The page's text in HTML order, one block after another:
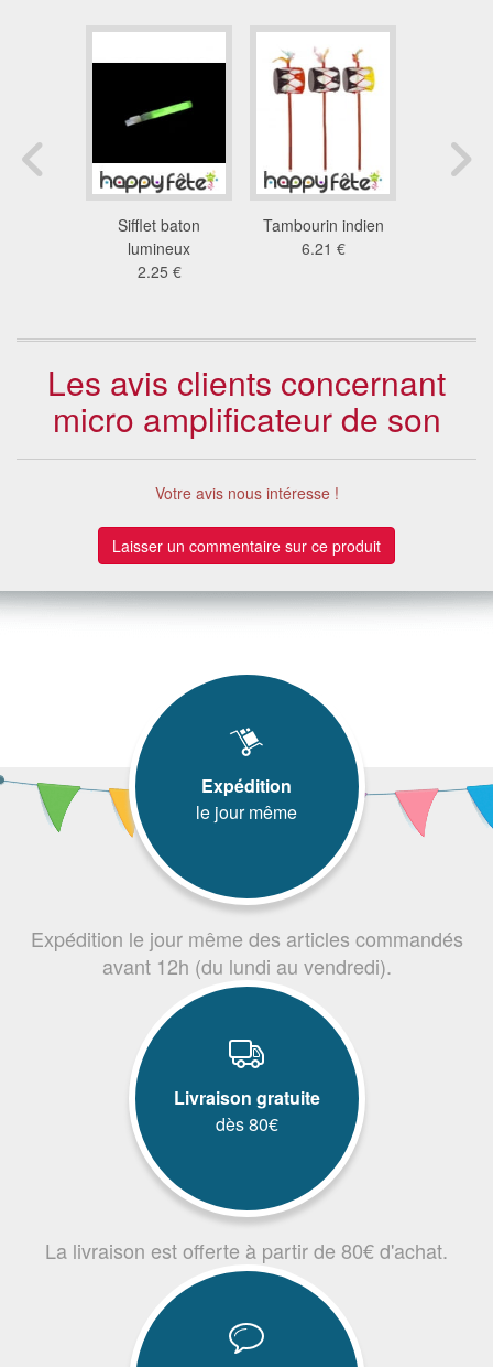
Sifflet baton
lumineux
2.25 €
Tambourin indien
6.21 €
Les avis clients concernant
micro amplificateur de son
Votre avis nous intéresse !
Laisser un commentaire sur ce produit
Expédition
le jour même
Expédition le jour même des articles commandés
avant 12h (du lundi au vendredi).
Livraison gratuite
dès 80€
La livraison est offerte à partir de 80€ d'achat.